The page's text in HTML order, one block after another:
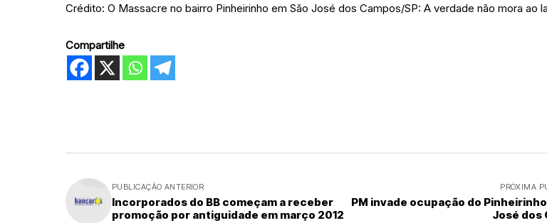
Crédito: O Massacre no bairro Pinheirinho em São José dos Campos/SP: A verdade não mora ao
Compartilhe
PUBLICAÇÃO ANTERIOR
Incorporados do BB começam a receber
promoção por antiguidade em março 2012
PRÓXIMA
PM invade ocupação do Pinheirinho
José dos